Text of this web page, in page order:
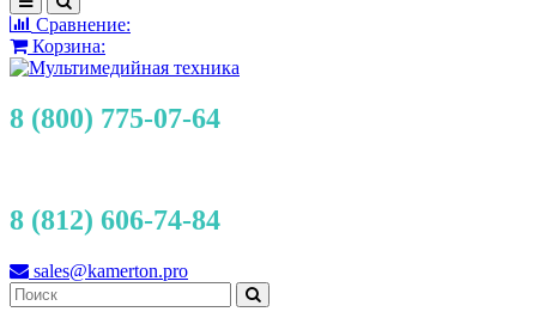
Сравнение:
Корзина:
8 (800) 775-07-64
8 (812) 606-74-84
sales@kamerton.pro